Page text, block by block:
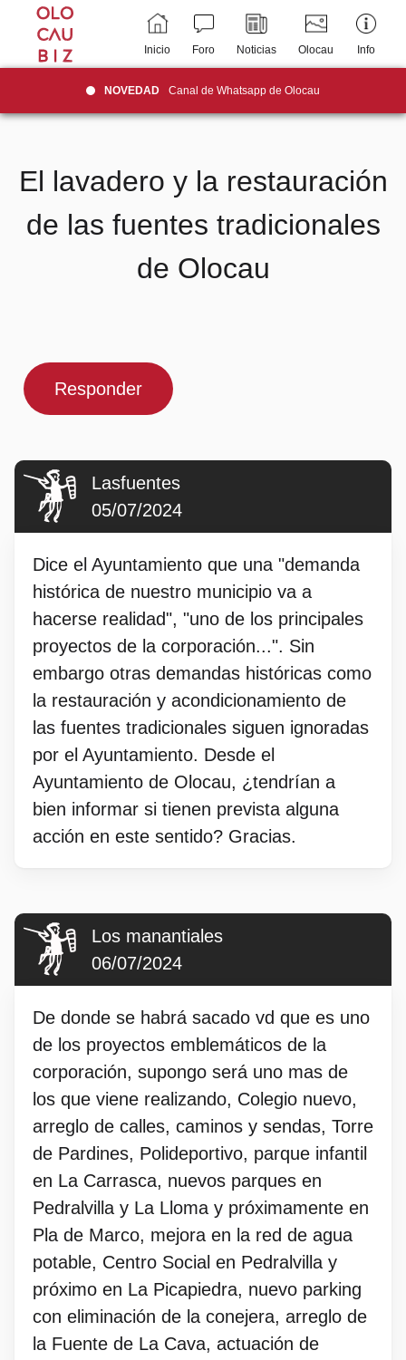
Inicio Foro Noticias Olocau Info
NOVEDAD Canal de Whatsapp de Olocau
El lavadero y la restauración
de las fuentes tradicionales
de Olocau
Responder
Lasfuentes
05/07/2024
Dice el Ayuntamiento que una "demanda
histórica de nuestro municipio va a
hacerse realidad", "uno de los principales
proyectos de la corporación...". Sin
embargo otras demandas históricas como
la restauración y acondicionamiento de
las fuentes tradicionales siguen ignoradas
por el Ayuntamiento. Desde el
Ayuntamiento de Olocau, ¿tendrían a
bien informar si tienen prevista alguna
acción en este sentido? Gracias.
Los manantiales
06/07/2024
De donde se habrá sacado vd que es uno
de los proyectos emblemáticos de la
corporación, supongo será uno mas de
los que viene realizando, Colegio nuevo,
arreglo de calles, caminos y sendas, Torre
de Pardines, Polideportivo, parque infantil
en La Carrasca, nuevos parques en
Pedralvilla y La Lloma y próximamente en
Pla de Marco, mejora en la red de agua
potable, Centro Social en Pedralvilla y
próximo en La Picapiedra, nuevo parking
con eliminación de la conejera, arreglo de
la Fuente de La Cava, actuación de